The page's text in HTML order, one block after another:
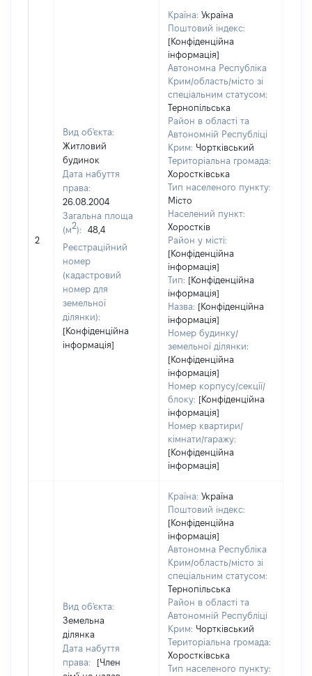
2
Вид об'єкта:
Житловий
будинок
Дата набуття
права:
26.08.2004
Загальна площа
(м2):
48,4
Реєстраційний
номер
(кадастровий
номер для
земельної
ділянки):
[Конфіденційна
інформація]
Країна: Україна
Поштовий індекс:
[Конфіденційна
інформація]
Автономна Республіка
Крим/область/місто зі
спеціальним статусом:
Тернопільська
Район в області та
Автономній Республіці
Крим: Чортківський
Територіальна громада:
Хоростківська
Тип населеного пункту:
Місто
Населений пункт:
Хоростків
Район у місті:
[Конфіденційна
інформація]
Тип: [Конфіденційна
інформація]
Назва: [Конфіденційна
інформація]
Номер будинку/
земельної ділянки:
[Конфіденційна
інформація]
Номер корпусу/секції/
блоку: [Конфіденційна
інформація]
Номер квартири/
кімнати/гаражу:
[Конфіденційна
інформація]
Вид об'єкта:
Земельна
ділянка
Дата набуття
права:
[Член
Країна: Україна
Поштовий індекс:
[Конфіденційна
інформація]
Автономна Республіка
Крим/область/місто зі
спеціальним статусом:
Тернопільська
Район в області та
Автономній Республіці
Крим: Чортківський
Територіальна громада:
Хоростківська
Тип населеного пункту: